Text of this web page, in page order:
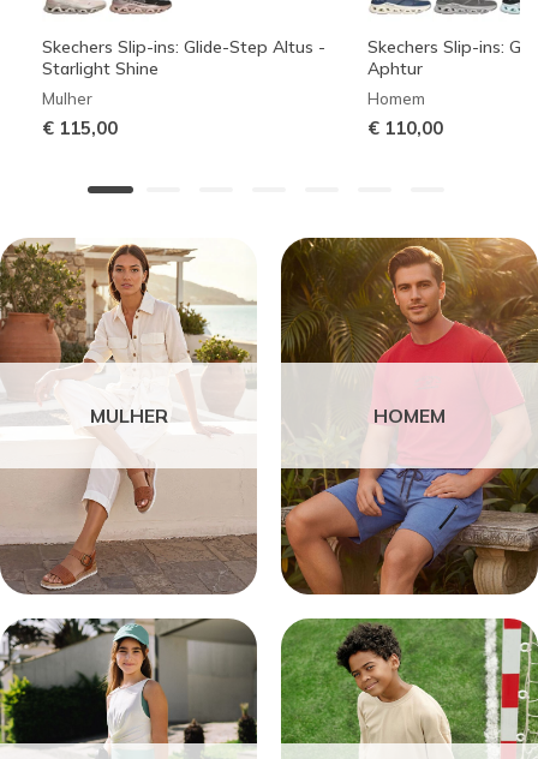
Skechers Slip-ins: Glide-Step Altus -
Starlight Shine
Mulher
€ 115,00
Skechers Slip-ins:
Aphtur
Homem
€ 110,00
MULHER HOMEM